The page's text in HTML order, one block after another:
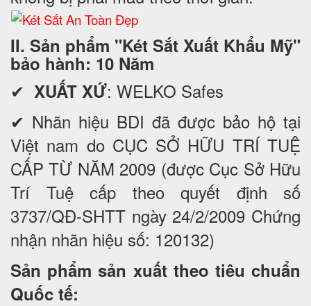
II. Sản phẩm "Két Sắt Xuất Khẩu Mỹ"
bảo hành: 10 Năm
✔ XUẤT XỨ: WELKO Safes
✔ Nhãn hiệu BDI đã được bảo hộ tại
Việt nam do CỤC SỞ HỮU TRÍ TUỆ
CẤP TỪ NĂM 2009 (được Cục Sở Hữu
Trí Tuệ cấp theo quyết định số
3737/QĐ-SHTT ngày 24/2/2009 Chứng
nhận nhãn hiệu số: 120132)
Sản phẩm sản xuất theo tiêu chuẩn
Quốc tế: